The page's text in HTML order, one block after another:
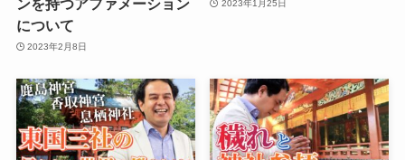
ンを持つアファメーション
について
2023年2月8日
2023年1月25日